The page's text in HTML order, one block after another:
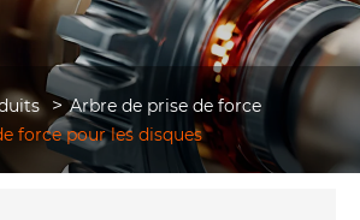
Arbre de prise de force
force pour les disques